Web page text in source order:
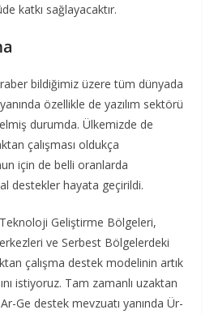
katkı sağlayacaktır.
bildiğimiz üzere tüm dünyada
özellikle de yazılım sektörü
durumda. Ülkemizde de
çalışması oldukça
için de belli oranlarda
destekler hayata geçirildi.
Geliştirme Bölgeleri,
ve Serbest Bölgelerdeki
çalışma destek modelinin artık
istiyoruz. Tam zamanlı uzaktan
Ge destek mevzuatı yanında Ür-